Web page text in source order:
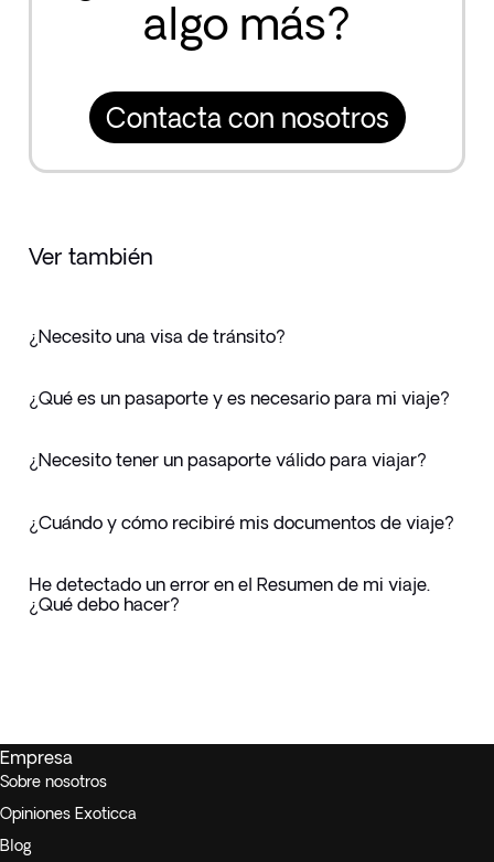
algo más?
Contacta con nosotros
Ver también
¿Necesito una visa de tránsito?
¿Qué es un pasaporte y es necesario para mi viaje?
¿Necesito tener un pasaporte válido para viajar?
¿Cuándo y cómo recibiré mis documentos de viaje?
He detectado un error en el Resumen de mi viaje.
¿Qué debo hacer?